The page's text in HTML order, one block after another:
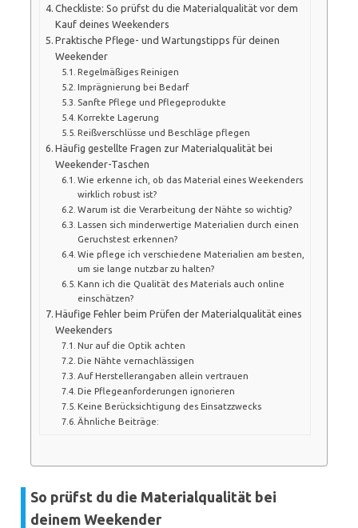
Checkliste: So prüfst du die Materialqualität vor dem
Kauf deines Weekenders
Praktische Pflege- und Wartungstipps für deinen
Weekender
Regelmäßiges Reinigen
Imprägnierung bei Bedarf
Sanfte Pflege und Pflegeprodukte
Korrekte Lagerung
Reißverschlüsse und Beschläge pflegen
Häufig gestellte Fragen zur Materialqualität bei
Weekender-Taschen
Wie erkenne ich, ob das Material eines Weekenders
wirklich robust ist?
Warum ist die Verarbeitung der Nähte so wichtig?
Lassen sich minderwertige Materialien durch einen
Geruchstest erkennen?
Wie pflege ich verschiedene Materialien am besten,
um sie lange nutzbar zu halten?
Kann ich die Qualität des Materials auch online
einschätzen?
Häufige Fehler beim Prüfen der Materialqualität eines
Weekenders
Nur auf die Optik achten
Die Nähte vernachlässigen
Auf Herstellerangaben allein vertrauen
Die Pflegeanforderungen ignorieren
Keine Berücksichtigung des Einsatzzwecks
Ähnliche Beiträge:
So prüfst du die Materialqualität bei
deinem Weekender